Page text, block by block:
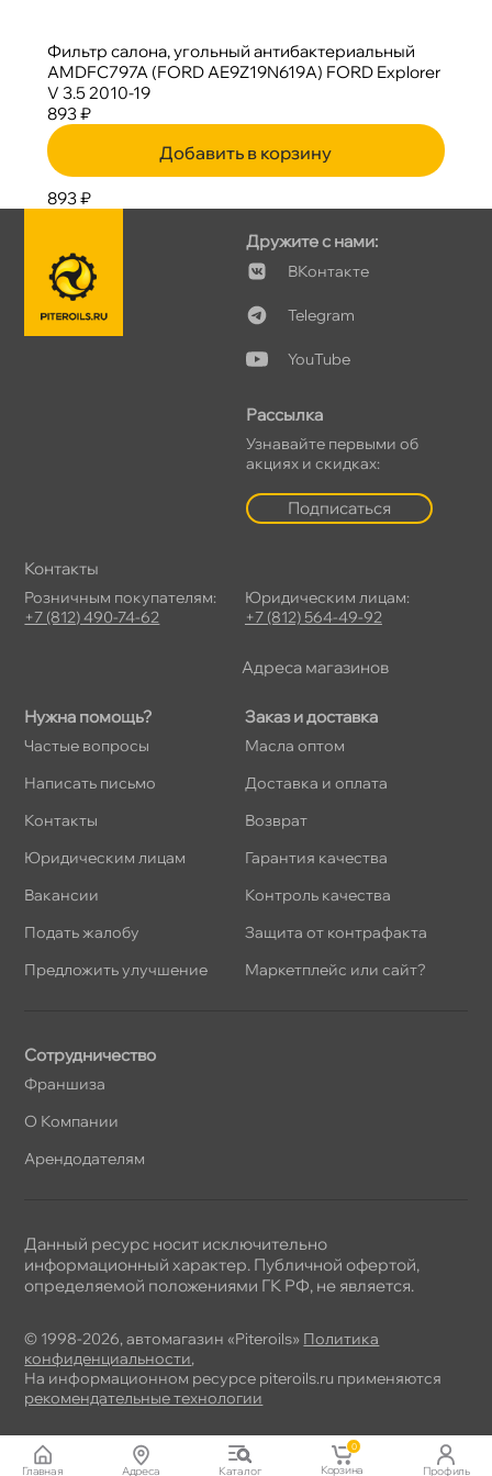
Фильтр салона, угольный антибактериальный
AMDFC797A (FORD AE9Z19N619A) FORD Explorer
V 3.5 2010-19
893 ₽
Добавить в корзину
893 ₽
Нужна помощь?
Частые вопросы
Написать письмо
Контакты
Юридическим лицам
акансии
Подать жалобу
Предложить улучшение
Заказ и доставка
Масла оптом
Доставка и оплата
озврат
Гарантия качества
Контроль качества
Защита от контрафакта
Маркетплейс или сайт?
Дружите с нами:
Контакте
Telegram
YouTube
Рассылка
Узнавайте первыми о
акциях и скидках:
Подписаться
Сотрудничество
Франшиза
О Компании
Арендодателям
Контакты
Розничным покупателям:
+7 (812) 490-74-62
Юридическим лицам:
+7 (812) 564-49-92
Адреса магазино
© 1998-2026, автомагазин «Piteroils» Политика
конфиденциальности,
На информационном ресурсе piteroils.ru применяются
рекомендательные технологии
Данный ресурс носит исключительно
информационный характер. Публичной офертой,
определяемой положениями ГК РФ, не является.
Главная Адреса Катало
0
Корзина Профиль